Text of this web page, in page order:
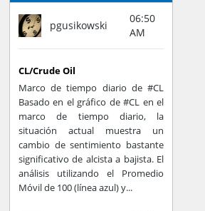
pgusikowski
06:50
AM
CL/Crude Oil
Marco de tiempo diario de #CL
Basado en el gráfico de #CL en el
marco de tiempo diario, la
situación actual muestra un
cambio de sentimiento bastante
significativo de alcista a bajista. El
análisis utilizando el Promedio
Móvil de 100 (línea azul) y...